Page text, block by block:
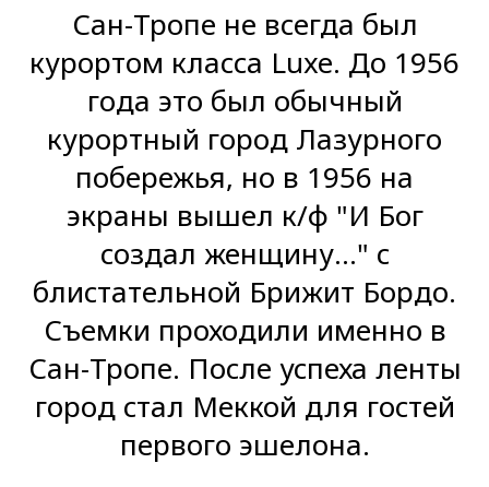
Сан-Тропе не всегда был
курортом класса Luxe. До 1956
года это был обычный
курортный город Лазурного
побережья, но в 1956 на
экраны вышел к/ф "И Бог
создал женщину..." с
блистательной Брижит Бордо.
Съемки проходили именно в
Сан-Тропе. После успеха ленты
город стал Меккой для гостей
первого эшелона.